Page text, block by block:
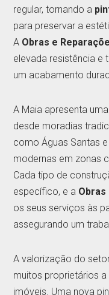
regular, tornando a
para preservar a
A Obras e
elevada resistência e
um acabamento
A Maia apresenta
desde moradias
como Águas Santas
modernas em zonas
Cada tipo de
específico, e a Obras
os seus serviços às
assegurando um
A valorização do
muitos proprietários
imóveis. Uma nova